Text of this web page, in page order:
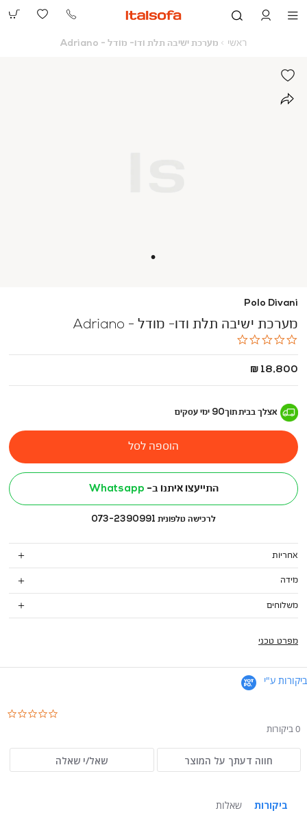
073-
ראשי ראשי
מערכת ישיבה תלת ודו- מודל - Adriano
Polo Divani
מערכת ישיבה תלת ודו- מודל - Adriano
החל
18,800 ₪
אצלך בביתתוך90 ימי עסקים
הוספה לסל
התייעצו איתנו ב- Whatsapp
לרכישה טלפונית 073-2390991
אחריות
מידה
משלוחים
מפרט טכני
ביקורות ע"י
0 ביקורות
חווה דעתך על המוצר שאל/י שאלה
ביקורות שאלות